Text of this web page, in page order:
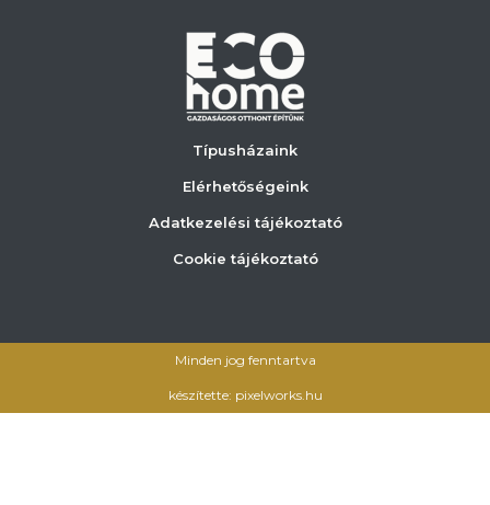
Típusházaink
Elérhetőségeink
Adatkezelési tájékoztató
Cookie tájékoztató
Minden jog fenntartva
készítette: pixelworks.hu